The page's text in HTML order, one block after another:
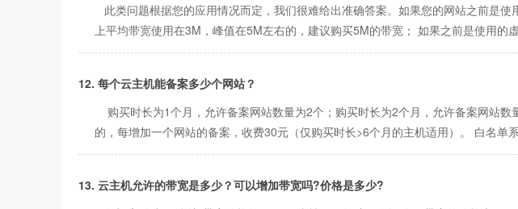
此类问题根据您的应用情况而定，我们很难给出准确答案。如果您的网站之前是
上平均带宽使用在3M，峰值在5M左右的，建议购买5M的带宽； 如果之前是使用的
12. 每个云主机能备案多少个网站？
购买时长为1个月，允许备案网站数量为2个；购买时长为2个月，允许备案网站
的，每增加一个网站的备案，收费30元（仅购买时长>6个月的主机适用）。 白名
13. 云主机允许的带宽是多少？可以增加带宽吗?价格是多少?